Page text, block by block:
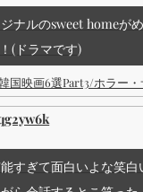
ナルのsweet homeが
(ドラマです)
国映画6選Part3/ホラー
すぎて面白いよな笑白